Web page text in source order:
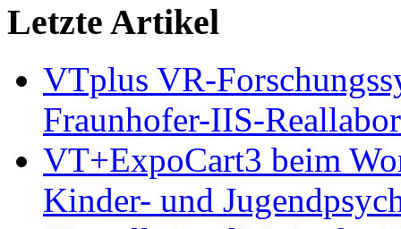
Letzte Artikel
VTplus VR-
Fraunhofer-IIS-
VT+ExpoCart3 beim
Kinder- und